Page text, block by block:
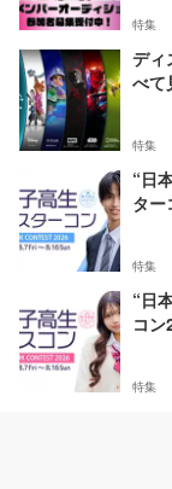
特集
ディ
べて
特集
“日
ター
特集
“日
コン
特集